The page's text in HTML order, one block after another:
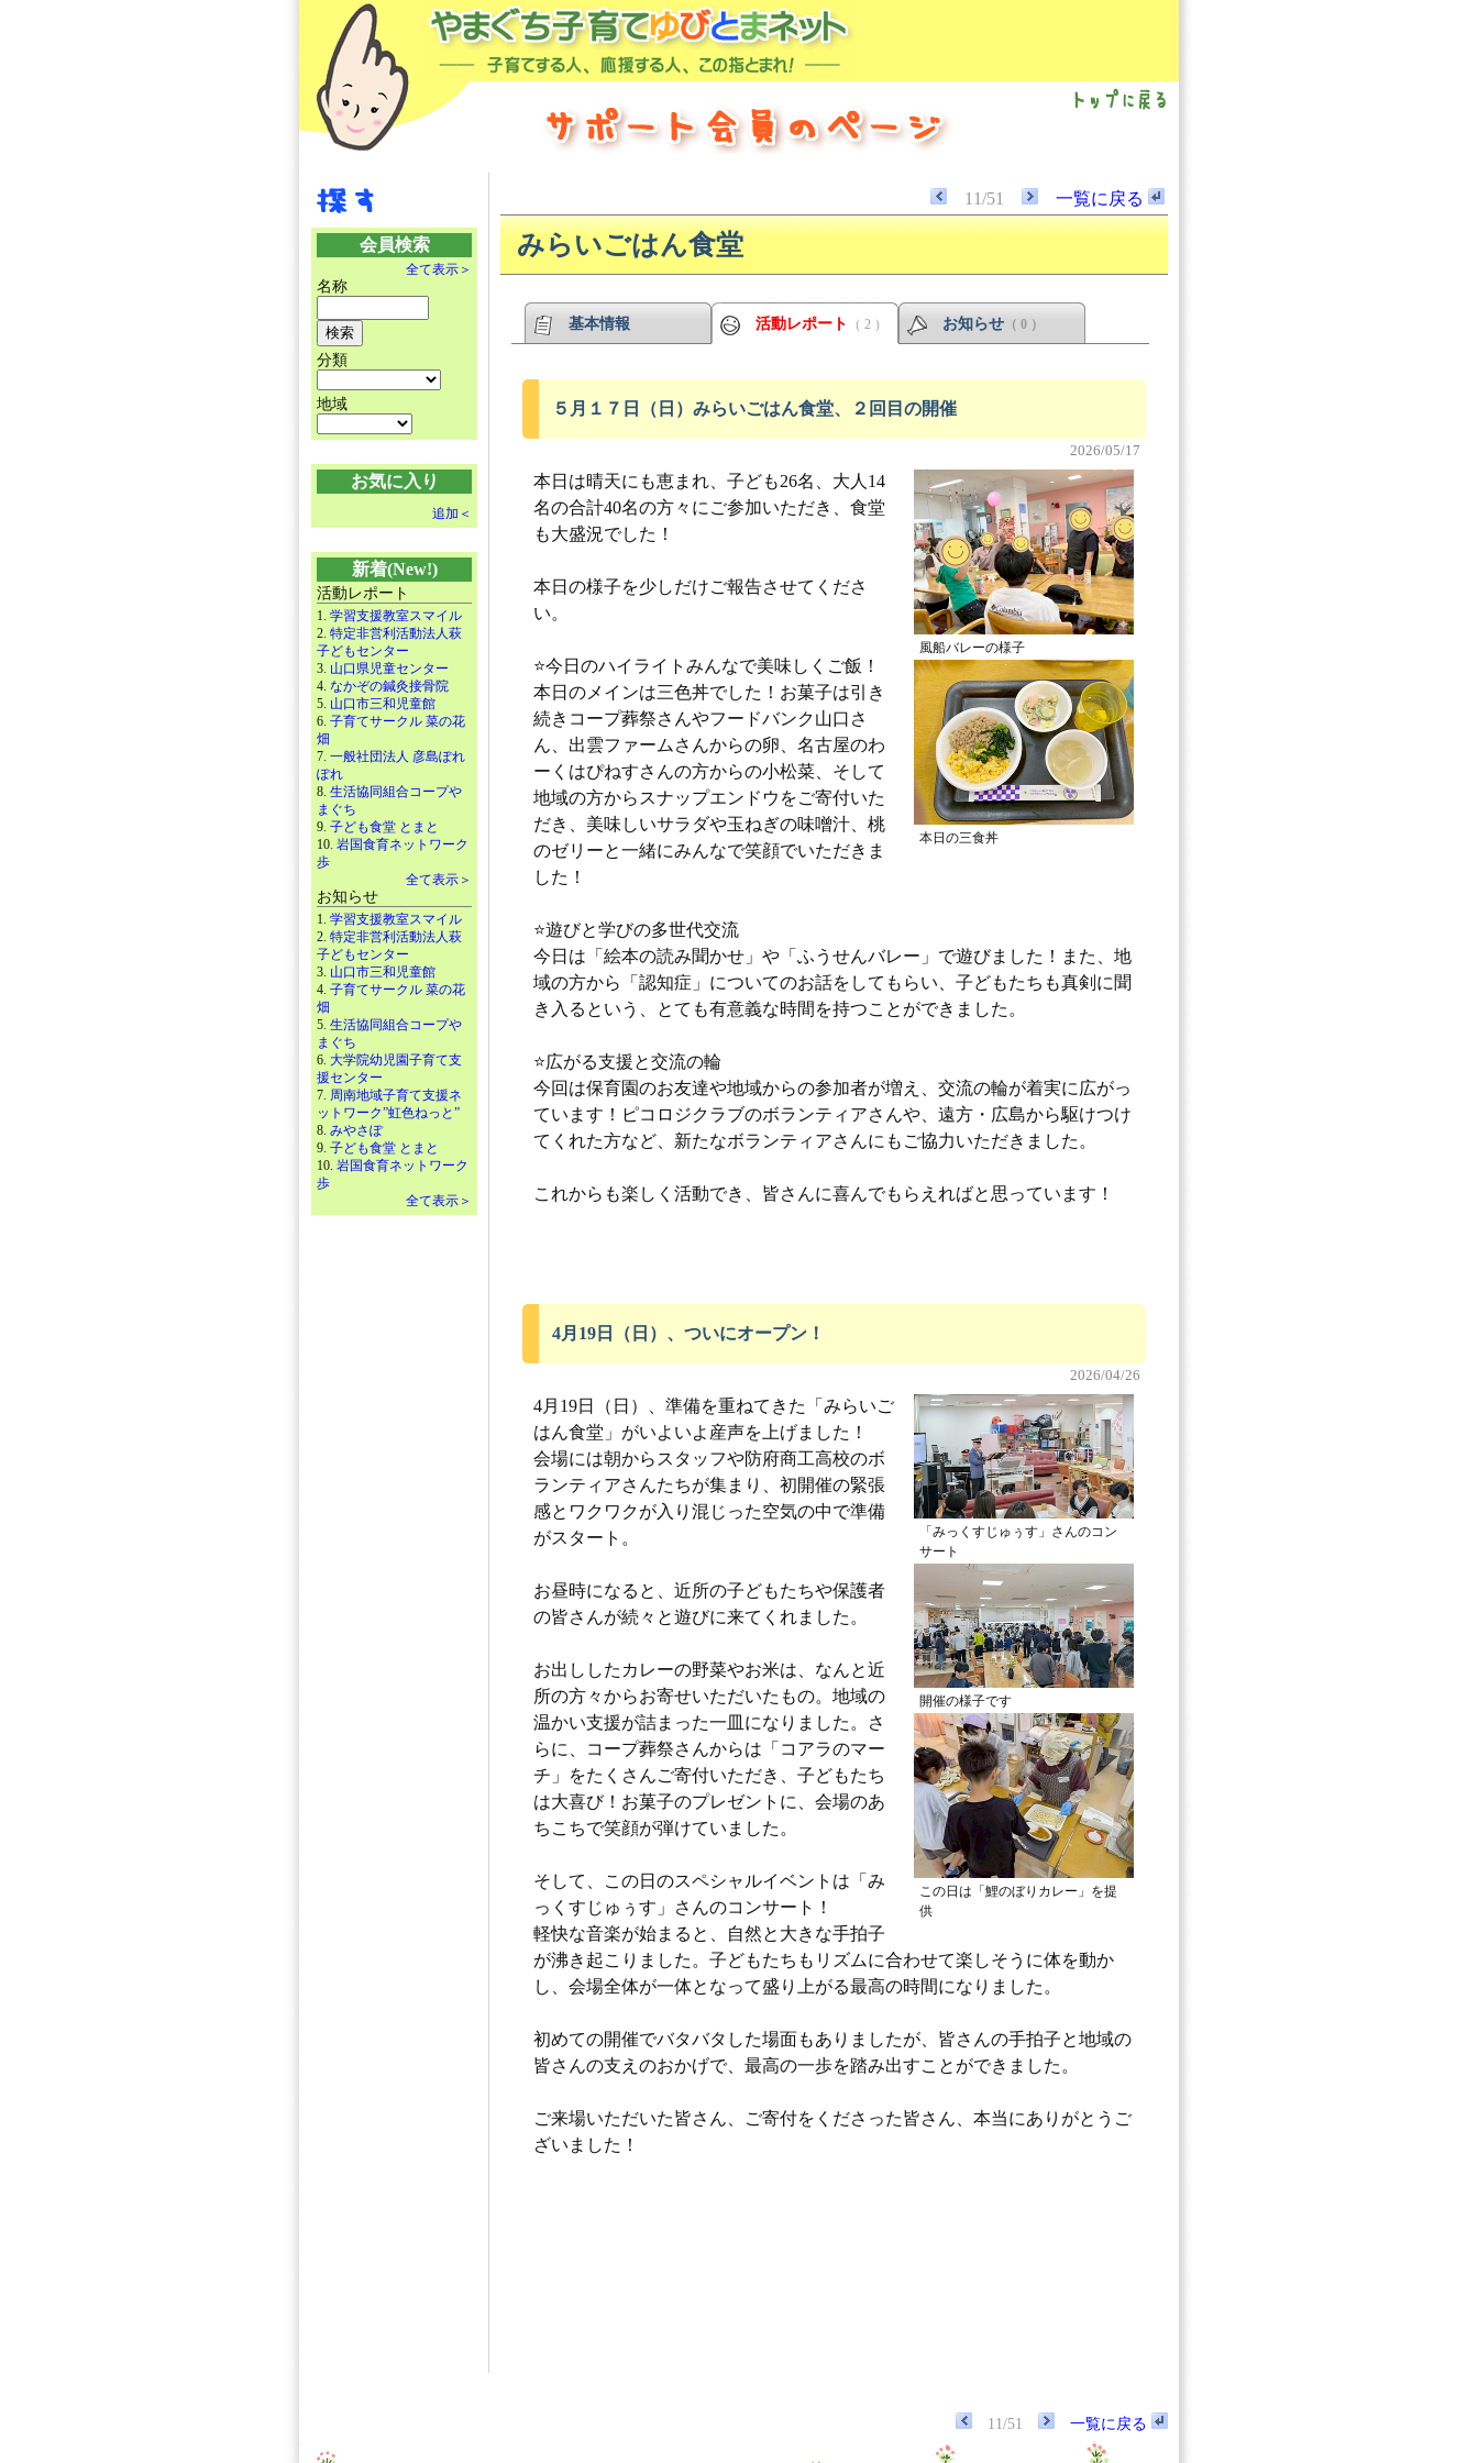
会員検索
全て表示＞
名称
分類
地域
お気に入り
追加＜
新着(New!)
活動レポート
1. 学習支援教室スマイル
2. 特定非営利活動法人萩
子どもセンター
3. 山口県児童センター
4. なかぞの鍼灸接骨院
5. 山口市三和児童館
6. 子育てサークル 菜の花
畑
7. 一般社団法人 彦島ぽれ
ぽれ
8. 生活協同組合コープや
まぐち
9. 子ども食堂 とまと
10. 岩国食育ネットワーク
歩
全て表示＞
お知らせ
1. 学習支援教室スマイル
2. 特定非営利活動法人萩
子どもセンター
3. 山口市三和児童館
4. 子育てサークル 菜の花
畑
5. 生活協同組合コープや
まぐち
6. 大学院幼児園子育て支
援センター
7. 周南地域子育て支援ネ
ットワーク”虹色ねっと”
8. みやさぽ
9. 子ども食堂 とまと
10. 岩国食育ネットワーク
歩
全て表示＞
11/51 一覧に戻る
みらいごはん食堂
基本情報 活動レポート （ 2 ） お知らせ （ 0 ）
５月１７日（日）みらいごはん食堂、２回目の開催
2026/05/17
風船バレーの様子
本日の三食丼
本日は晴天にも恵まれ、子ども26名、大人14
名の合計40名の方々にご参加いただき、食堂
も大盛況でした！
本日の様子を少しだけご報告させてくださ
い。
⭐️今日のハイライトみんなで美味しくご飯！
本日のメインは三色丼でした！お菓子は引き
続きコープ葬祭さんやフードバンク山口さ
ん、出雲ファームさんからの卵、名古屋のわ
ーくはぴねすさんの方からの小松菜、そして
地域の方からスナップエンドウをご寄付いた
だき、美味しいサラダや玉ねぎの味噌汁、桃
のゼリーと一緒にみんなで笑顔でいただきま
した！
⭐️遊びと学びの多世代交流
今日は「絵本の読み聞かせ」や「ふうせんバレー」で遊びました！また、地
域の方から「認知症」についてのお話をしてもらい、子どもたちも真剣に聞
き入るという、とても有意義な時間を持つことができました。
⭐️広がる支援と交流の輪
今回は保育園のお友達や地域からの参加者が増え、交流の輪が着実に広がっ
ています！ピコロジクラブのボランティアさんや、遠方・広島から駆けつけ
てくれた方など、新たなボランティアさんにもご協力いただきました。
これからも楽しく活動でき、皆さんに喜んでもらえればと思っています！
4月19日（日）、ついにオープン！
2026/04/26
「みっくすじゅぅす」さんのコン
サート
開催の様子です
この日は「鯉のぼりカレー」を提
供
4月19日（日）、準備を重ねてきた「みらいご
はん食堂」がいよいよ産声を上げました！
会場には朝からスタッフや防府商工高校のボ
ランティアさんたちが集まり、初開催の緊張
感とワクワクが入り混じった空気の中で準備
がスタート。
お昼時になると、近所の子どもたちや保護者
の皆さんが続々と遊びに来てくれました。
お出ししたカレーの野菜やお米は、なんと近
所の方々からお寄せいただいたもの。地域の
温かい支援が詰まった一皿になりました。さ
らに、コープ葬祭さんからは「コアラのマー
チ」をたくさんご寄付いただき、子どもたち
は大喜び！お菓子のプレゼントに、会場のあ
ちこちで笑顔が弾けていました。
そして、この日のスペシャルイベントは「み
っくすじゅぅす」さんのコンサート！
軽快な音楽が始まると、自然と大きな手拍子
が沸き起こりました。子どもたちもリズムに合わせて楽しそうに体を動か
し、会場全体が一体となって盛り上がる最高の時間になりました。
初めての開催でバタバタした場面もありましたが、皆さんの手拍子と地域の
皆さんの支えのおかげで、最高の一歩を踏み出すことができました。
ご来場いただいた皆さん、ご寄付をくださった皆さん、本当にありがとうご
ざいました！
11/51 一覧に戻る